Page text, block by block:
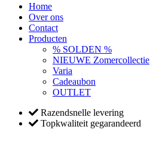
Home
Over ons
Contact
Producten
% SOLDEN %
NIEUWE Zomercollectie
Varia
Cadeaubon
OUTLET
Razendsnelle levering
Topkwaliteit gegarandeerd